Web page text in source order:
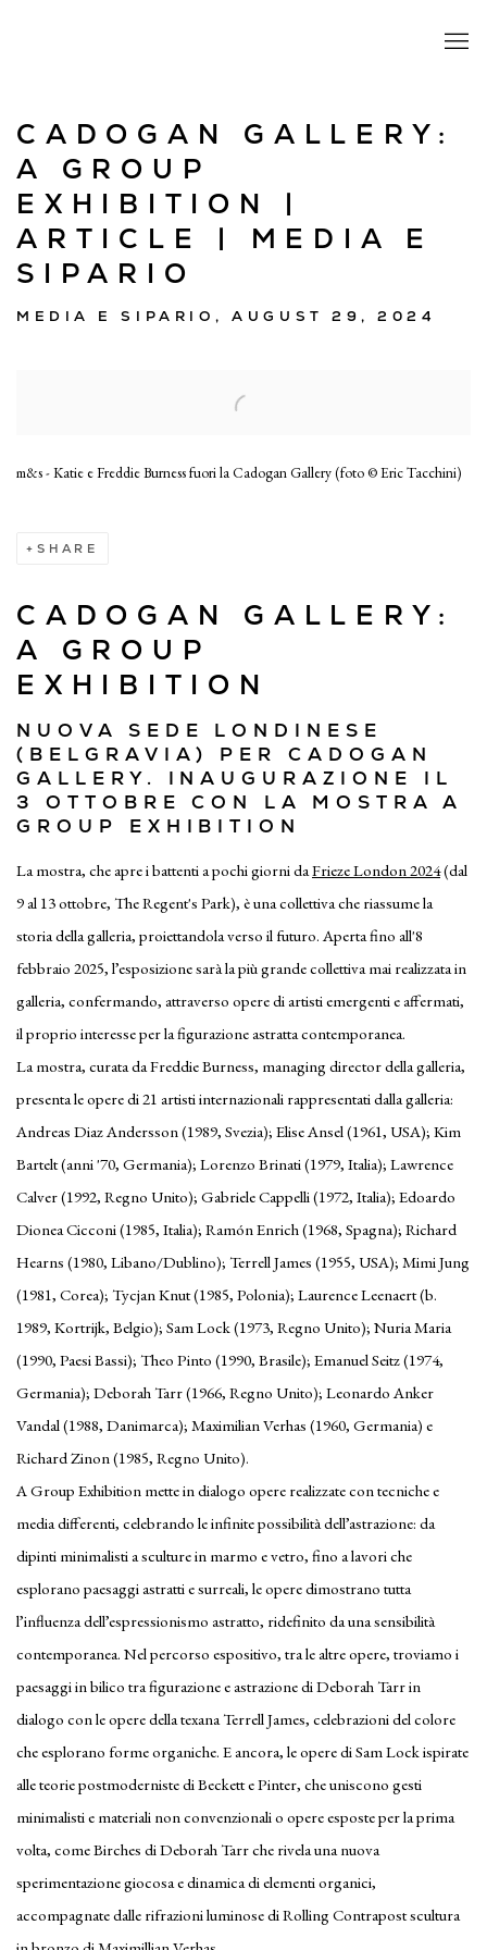
CADOGAN GALLERY:
A GROUP
EXHIBITION |
ARTICLE | MEDIA E
SIPARIO
MEDIA E SIPARIO, AUGUST 29, 2024
m&s - Katie e Freddie Burness fuori la Cadogan Gallery (foto © Eric Tacchini)
SHARE
CADOGAN GALLERY:
A GROUP
EXHIBITION
NUOVA SEDE LONDINESE
(BELGRAVIA) PER CADOGAN
GALLERY. INAUGURAZIONE IL
3 OTTOBRE CON LA MOSTRA A
GROUP EXHIBITION
La mostra, che apre i battenti a pochi giorni daFrieze London 2024(dal
9 al 13 ottobre, The Regent's Park), è una collettiva che riassume la
storia della galleria, proiettandola verso il futuro. Aperta fino all'8
febbraio 2025, l’esposizione sarà la più grande collettiva mai realizzata in
galleria, confermando, attraverso opere di artisti emergenti e affermati,
il proprio interesse per la figurazione astratta contemporanea.
La mostra, curata da Freddie Burness, managing director della galleria,
presenta le opere di 21 artisti internazionali rappresentati dalla galleria:
Andreas Diaz Andersson (1989, Svezia); Elise Ansel (1961, USA); Kim
Bartelt (anni '70, Germania); Lorenzo Brinati (1979, Italia); Lawrence
Calver (1992, Regno Unito); Gabriele Cappelli (1972, Italia); Edoardo
Dionea Cicconi (1985, Italia); Ramón Enrich (1968, Spagna); Richard
Hearns (1980, Libano/Dublino); Terrell James (1955, USA); Mimi Jung
(1981, Corea); Tycjan Knut (1985, Polonia); Laurence Leenaert (b.
1989, Kortrijk, Belgio); Sam Lock (1973, Regno Unito); Nuria Maria
(1990, Paesi Bassi); Theo Pinto (1990, Brasile); Emanuel Seitz (1974,
Germania); Deborah Tarr (1966, Regno Unito); Leonardo Anker
Vandal (1988, Danimarca); Maximilian Verhas (1960, Germania) e
Richard Zinon (1985, Regno Unito).
A Group Exhibition mette in dialogo opere realizzate con tecniche e
media differenti, celebrando le infinite possibilità dell’astrazione: da
dipinti minimalisti a sculture in marmo e vetro, fino a lavori che
esplorano paesaggi astratti e surreali, le opere dimostrano tutta
l’influenza dell’espressionismo astratto, ridefinito da una sensibilità
contemporanea. Nel percorso espositivo, tra le altre opere, troviamo i
paesaggi in bilico tra figurazione e astrazione di Deborah Tarr in
dialogo con le opere della texana Terrell James, celebrazioni del colore
che esplorano forme organiche. E ancora, le opere di Sam Lock ispirate
alle teorie postmoderniste di Beckett e Pinter, che uniscono gesti
minimalisti e materiali non convenzionali o opere esposte per la prima
volta, come Birches di Deborah Tarr che rivela una nuova
sperimentazione giocosa e dinamica di elementi organici,
accompagnate dalle rifrazioni luminose di Rolling Contrapost scultura